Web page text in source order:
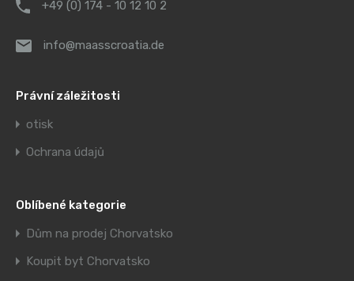
+49 (0) 174 - 10 12 10 2
info@maasscroatia.de
Právní záležitosti
otisk
Ochrana údajů
Oblíbené kategorie
Dům na prodej Chorvatsko
Koupit byt Chorvatsko